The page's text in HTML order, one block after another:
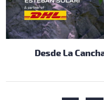
Desde La